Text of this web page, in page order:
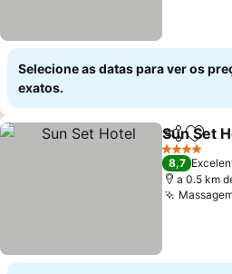
Selecione as datas para ver os
exatos.
Partilhar
Sun Set
4 Estrelas
8,7
a 0.5 km